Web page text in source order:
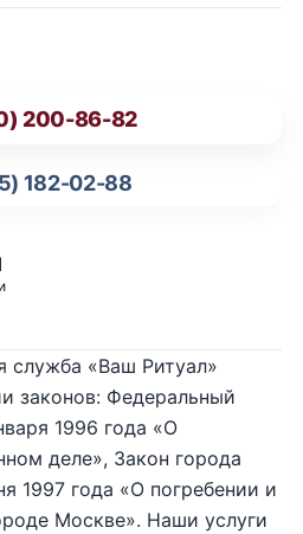
200-86-82
182-02-88
служба «Ваш Ритуал»
законов: Федеральный
1996 года «О
деле», Закон города
1997 года «О погребении и
Москве». Наши услуги